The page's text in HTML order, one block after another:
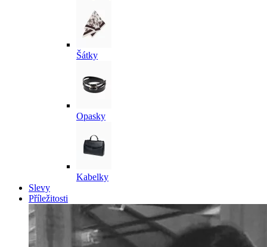
Šátky
Opasky
Kabelky
Slevy
Příležitosti